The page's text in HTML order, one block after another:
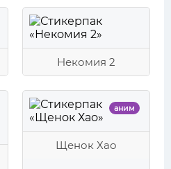
Некомия 2
аним
Щенок Хао